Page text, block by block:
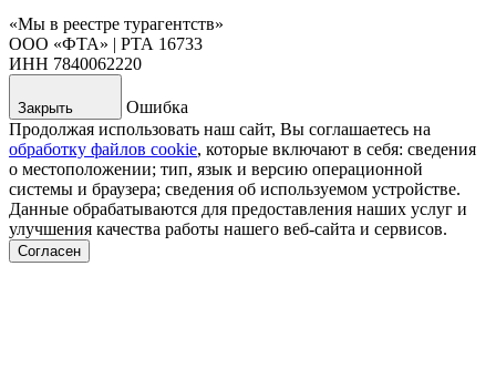
«Мы в реестре турагентств»
ООО «ФТА» | РТА 16733
ИНН 7840062220
Закрыть
Ошибка
Продолжая использовать наш сайт, Вы соглашаетесь на
обработку файлов cookie, которые включают в себя: сведения
о местоположении; тип, язык и версию операционной
системы и браузера; сведения об используемом устройстве.
Данные обрабатываются для предоставления наших услуг и
улучшения качества работы нашего веб-сайта и сервисов.
Согласен